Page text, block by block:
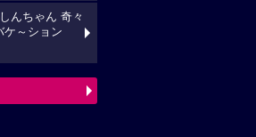
んちゃん 奇々
ケ～ション